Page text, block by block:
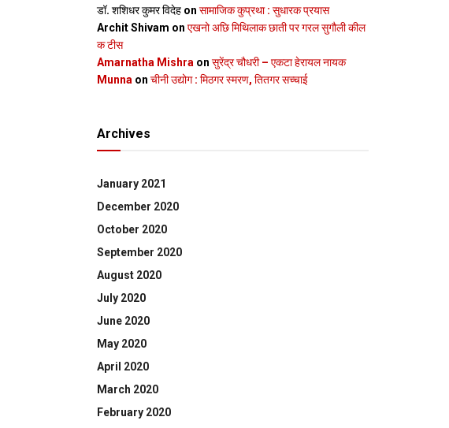
डॉ. शशिधर कुमर विदेह on सामाजिक कुप्रथा : सुधारक प्रयास
Archit Shivam on एखनो अछि मिथिलाक छाती पर गरल सुगौली कील
क टीस
Amarnatha Mishra on सुरेंद्र चौधरी – एकटा हेरायल नायक
Munna on चीनी उद्योग : मिठगर स्‍मरण, तितगर सच्‍चाई
Archives
January 2021
December 2020
October 2020
September 2020
August 2020
July 2020
June 2020
May 2020
April 2020
March 2020
February 2020